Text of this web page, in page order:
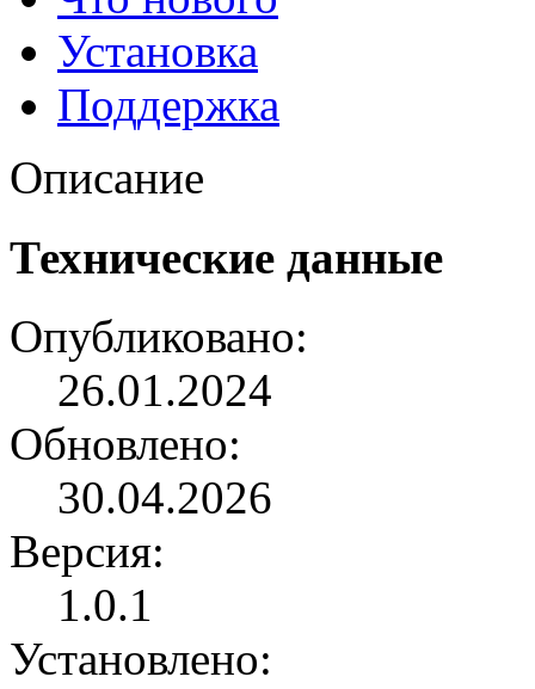
Установка
Поддержка
Описание
Технические данные
Опубликовано:
26.01.2024
Обновлено:
30.04.2026
Версия:
1.0.1
Установлено: